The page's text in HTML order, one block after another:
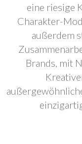
eine riesige
Charakter-
außerdem
Brands, mit